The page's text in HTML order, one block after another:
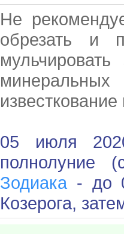
Не
обрезать и
05 июля
полнолуние
Зодиака - до
Козерога,